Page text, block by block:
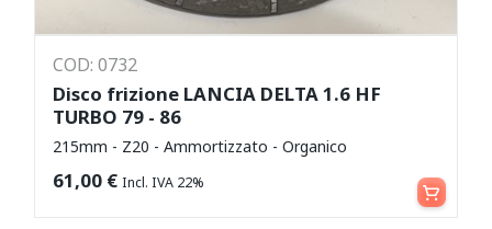
COD: 0732
Disco frizione LANCIA DELTA 1.6 HF
TURBO 79 - 86
215mm - Z20 - Ammortizzato - Organico
61,00 € Incl. IVA 22% Aggiungi al carrello